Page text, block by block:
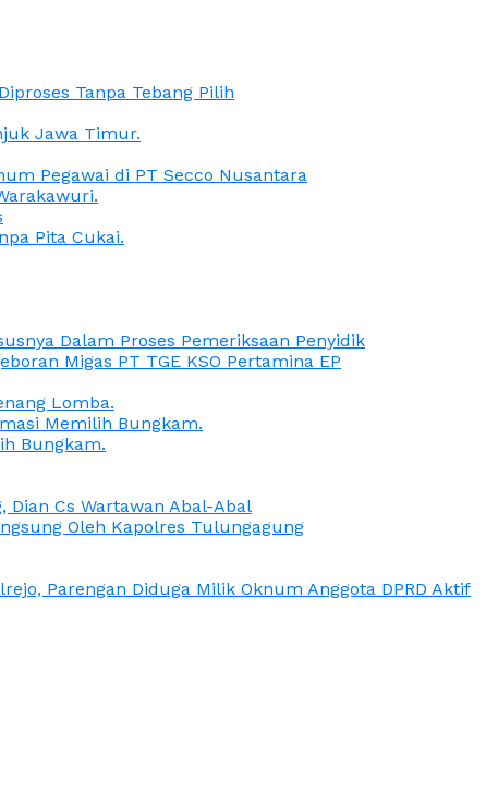
Tanpa Tebang Pilih
Jawa Timur.
Pegawai di PT Secco Nusantara
Pita Cukai.
Dalam Proses Pemeriksaan Penyidik
Migas PT TGE KSO Pertamina EP
Lomba.
Memilih Bungkam.
Bungkam.
Dian Cs Wartawan Abal-Abal
Oleh Kapolres Tulungagung
Parengan Diduga Milik Oknum Anggota DPRD Aktif